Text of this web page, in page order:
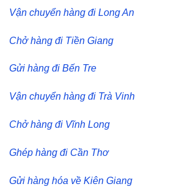
Vận chuyển hàng đi Long An
Chở hàng đi Tiền Giang
Gửi hàng đi Bến Tre
Vận chuyển hàng đi Trà Vinh
Chở hàng đi Vĩnh Long
Ghép hàng đi Cần Thơ
Gửi hàng hóa về Kiên Giang